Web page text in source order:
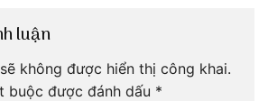
luận
không được hiển thị công khai.
buộc được đánh dấu *